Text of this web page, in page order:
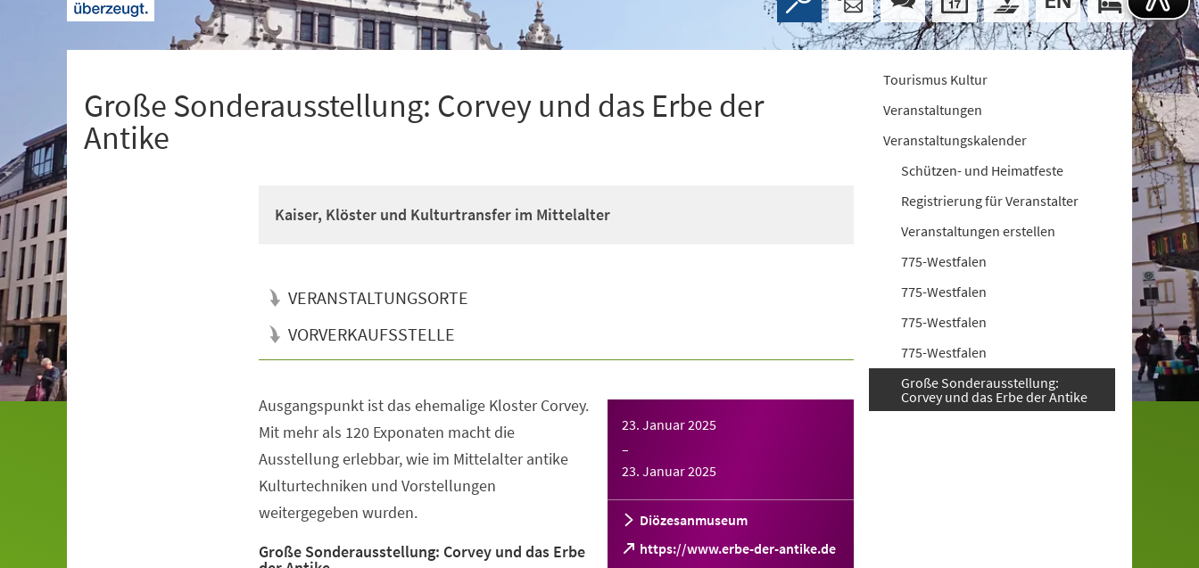
Große Sonderausstellung: Corvey und das Erbe der
Antike
Kaiser, Klöster und Kulturtransfer im Mittelalter
VERANSTALTUNGSORTE
VORVERKAUFSSTELLE
23. Januar 2025
–
23. Januar 2025
Diözesanmuseum
https://www.erbe-der-antike.de
(Öffnet
Ausgangspunkt ist das ehemalige Kloster Corvey.
Mit mehr als 120 Exponaten macht die
Ausstellung erlebbar, wie im Mittelalter antike
Kulturtechniken und Vorstellungen
weitergegeben wurden.
Große Sonderausstellung: Corvey und das Erbe
Tourismus Kultur
Veranstaltungen
Veranstaltungskalender
Schützen- und Heimatfeste
Registrierung für Veranstalter
Veranstaltungen erstellen
775-Westfalen
775-Westfalen
775-Westfalen
775-Westfalen
Große Sonderausstellung:
Corvey und das Erbe der Antike